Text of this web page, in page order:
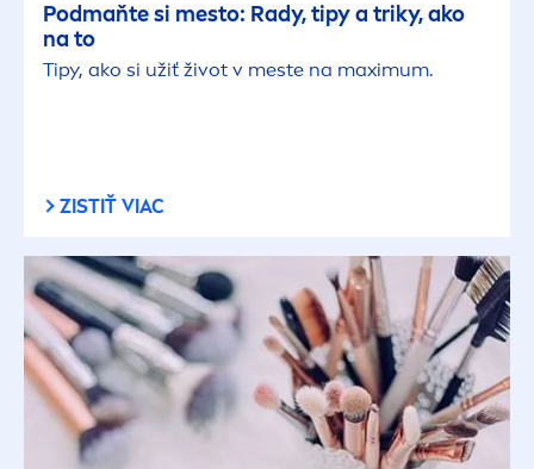
Podmaňte si mesto: Rady, tipy a triky, ako
na to
Tipy, ako si užiť život v meste na maximum.
ZISTIŤ VIAC